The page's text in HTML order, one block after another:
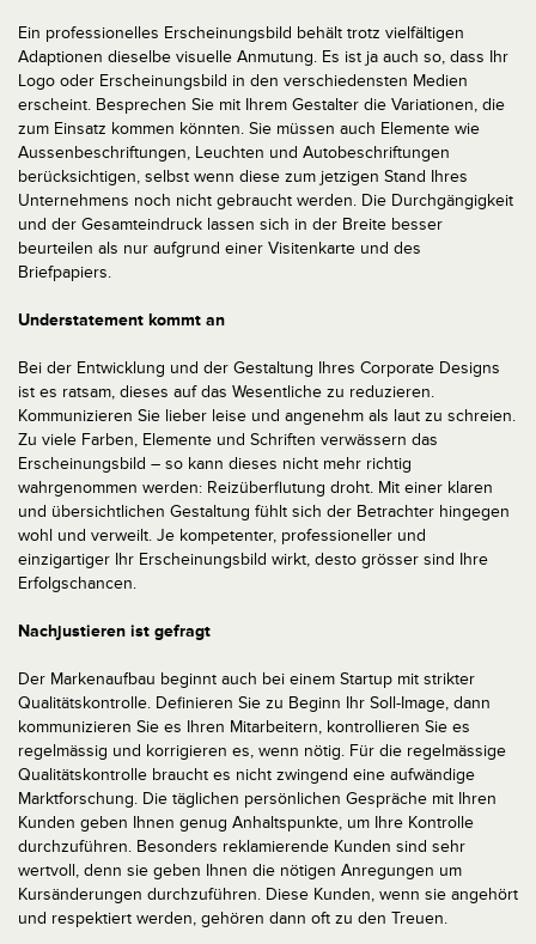
Ein professionelles Erscheinungsbild behält trotz vielfältigen
Adaptionen dieselbe visuelle Anmutung. Es ist ja auch so, dass Ihr
Logo oder Erscheinungsbild in den verschiedensten Medien
erscheint. Besprechen Sie mit Ihrem Gestalter die Variationen, die
zum Einsatz kommen könnten. Sie müssen auch Elemente wie
Aussenbeschriftungen, Leuchten und Autobeschriftungen
berücksichtigen, selbst wenn diese zum jetzigen Stand Ihres
Unternehmens noch nicht gebraucht werden. Die Durchgängigkeit
und der Gesamteindruck lassen sich in der Breite besser
beurteilen als nur aufgrund einer Visitenkarte und des
Briefpapiers.
Understatement kommt an
Bei der Entwicklung und der Gestaltung Ihres Corporate Designs
ist es ratsam, dieses auf das Wesentliche zu reduzieren.
Kommunizieren Sie lieber leise und angenehm als laut zu schreien.
Zu viele Farben, Elemente und Schriften verwässern das
Erscheinungsbild – so kann dieses nicht mehr richtig
wahrgenommen werden: Reizüberflutung droht. Mit einer klaren
und übersichtlichen Gestaltung fühlt sich der Betrachter hingegen
wohl und verweilt. Je kompetenter, professioneller und
einzigartiger Ihr Erscheinungsbild wirkt, desto grösser sind Ihre
Erfolgschancen.
Nachjustieren ist gefragt
Der Markenaufbau beginnt auch bei einem Startup mit strikter
Qualitätskontrolle. Definieren Sie zu Beginn Ihr Soll-Image, dann
kommunizieren Sie es Ihren Mitarbeitern, kontrollieren Sie es
regelmässig und korrigieren es, wenn nötig. Für die regelmässige
Qualitätskontrolle braucht es nicht zwingend eine aufwändige
Marktforschung. Die täglichen persönlichen Gespräche mit Ihren
Kunden geben Ihnen genug Anhaltspunkte, um Ihre Kontrolle
durchzuführen. Besonders reklamierende Kunden sind sehr
wertvoll, denn sie geben Ihnen die nötigen Anregungen um
Kursänderungen durchzuführen. Diese Kunden, wenn sie angehört
und respektiert werden, gehören dann oft zu den Treuen.